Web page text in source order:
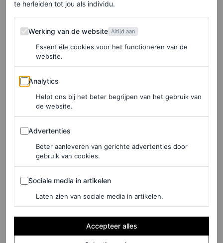
Meryl Streep tilde haar Cannes-look naar een hoger
niveau door te spelen met een paar torenhoge metallic
zilveren stiletto’s met een spitse neus. De opvallende
schoen paste bij haar zilveren oorbellen. Met haar
oversized hoed en cat-eye-zonnebril leek Streep op een
glamoureuze versie van haar personage Jane, die haar
weelderige tuin verzorgde met een strooien hoed en
simpele blouse.
Nu we Meryl Streep haar innerlijke Jane weer zien
een film met de actrice in de rol van dit personage – én in
een fantastische zonnehoed.
te herleiden tot jou als individu.
Werking van de website
Werking van de website Altijd aan
Essentiële cookies voor het functioneren van de
website.
Analytics
Analytics
Helpt ons bij het beter begrijpen van het gebruik van
de website.
Advertenties
Advertenties
Beter aanleveren van gerichte advertenties door
gebruik van cookies.
Sociale media in artikelen
Sociale media in artikelen
Laten zien van sociale media in artikelen.
Accepteer alles